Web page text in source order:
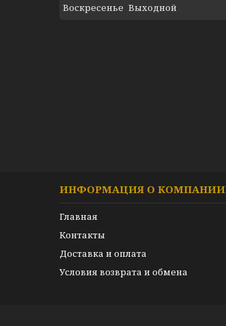
Воскресенье Выходной
ИНФОРМАЦИЯ О КОМПАНИИ
Главная
Контакты
Доставка и оплата
Условия возврата и обмена